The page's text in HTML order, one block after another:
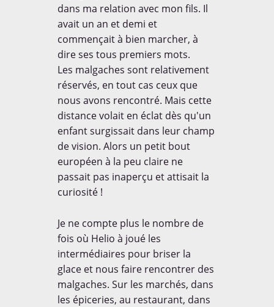
dans ma relation avec mon fils. Il
avait un an et demi et
commençait à bien marcher, à
dire ses tous premiers mots.
Les malgaches sont relativement
réservés, en tout cas ceux que
nous avons rencontré. Mais cette
distance volait en éclat dès qu'un
enfant surgissait dans leur champ
de vision. Alors un petit bout
européen à la peu claire ne
passait pas inaperçu et attisait la
curiosité !
Je ne compte plus le nombre de
fois où Helio à joué les
intermédiaires pour briser la
glace et nous faire rencontrer des
malgaches. Sur les marchés, dans
les épiceries, au restaurant, dans